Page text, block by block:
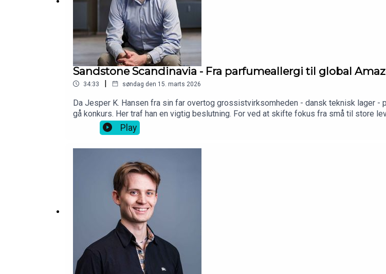
(podcast app)🙏 Gratis i 30 dage. Ingen binding.
Løvesnak
Produceret afPodhero
Sandstone Scandinavia - Fra parfumeallergi til global
34:33 | søndag den 15. marts 2026
Da Jesper K. Hansen fra sin far overtog grossistvirksomheden - dansk teknisk lager
gå konkurs. Her traf han en vigtig beslutning. For ved at skifte fokus fra små til store
ord: “stor regional markedsandel” - Men da udviklingen blev for meget drift, solgte
Sandstone Scandinavia, som de i løvens hule solgte 10 % af for 2 millioner kroner til
Play